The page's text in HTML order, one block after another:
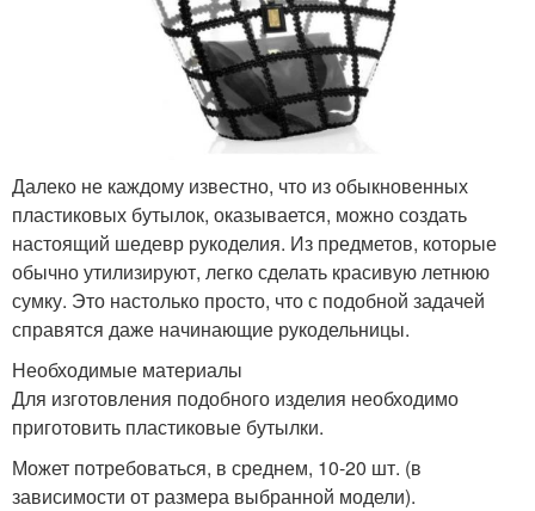
Далеко не каждому известно, что из обыкновенных
пластиковых бутылок, оказывается, можно создать
настоящий шедевр рукоделия. Из предметов, которые
обычно утилизируют, легко сделать красивую летнюю
сумку. Это настолько просто, что с подобной задачей
справятся даже начинающие рукодельницы.
Необходимые материалы
Для изготовления подобного изделия необходимо
приготовить пластиковые бутылки.
Может потребоваться, в среднем, 10-20 шт. (в
зависимости от размера выбранной модели).